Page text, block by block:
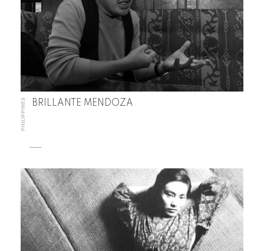
PHILIPPINES BRILLANTE MENDOZA